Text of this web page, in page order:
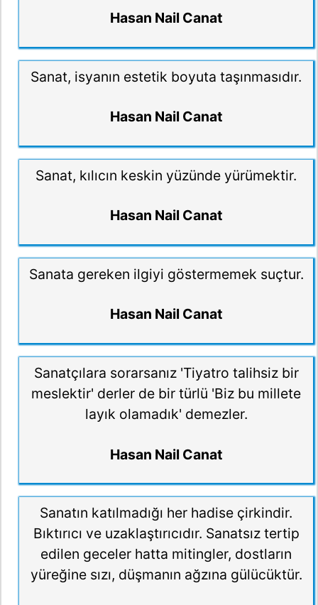
Hasan Nail Canat
Sanat, isyanın estetik boyuta taşınmasıdır.
Hasan Nail Canat
Sanat, kılıcın keskin yüzünde yürümektir.
Hasan Nail Canat
Sanata gereken ilgiyi göstermemek suçtur.
Hasan Nail Canat
Sanatçılara sorarsanız 'Tiyatro talihsiz bir
meslektir' derler de bir türlü 'Biz bu millete
layık olamadık' demezler.
Hasan Nail Canat
Sanatın katılmadığı her hadise çirkindir.
Bıktırıcı ve uzaklaştırıcıdır. Sanatsız tertip
edilen geceler hatta mitingler, dostların
yüreğine sızı, düşmanın ağzına gülücüktür.